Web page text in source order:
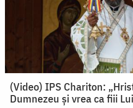
(Video) IPS Chariton:
Dumnezeu și vrea ca fiii